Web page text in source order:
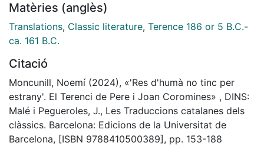
Matèries (anglès)
Translations, Classic literature, Terence 186 or 5 B.C.-
ca. 161 B.C.
Citació
Moncunill, Noemí (2024), «'Res d'humà no tinc per
estrany'. El Terenci de Pere i Joan Coromines» , DINS:
Malé i Pegueroles, J., Les Traduccions catalanes dels
clàssics. Barcelona: Edicions de la Universitat de
Barcelona, [ISBN 9788410500389], pp. 153-188